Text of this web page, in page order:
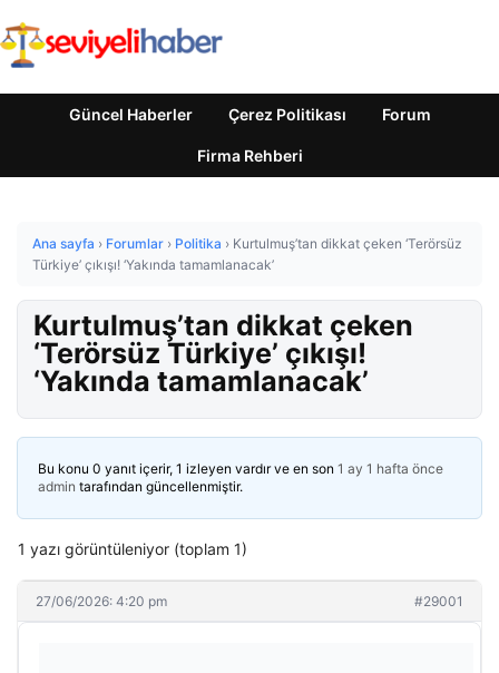
Güncel Haberler Çerez Politikası Forum
Firma Rehberi
Ana sayfa › Forumlar › Politika › Kurtulmuş’tan dikkat çeken ‘Terörsüz
Türkiye’ çıkışı! ‘Yakında tamamlanacak’
Kurtulmuş’tan dikkat çeken
‘Terörsüz Türkiye’ çıkışı!
‘Yakında tamamlanacak’
Bu konu 0 yanıt içerir, 1 izleyen vardır ve en son 1 ay 1 hafta önce
admin tarafından güncellenmiştir.
1 yazı görüntüleniyor (toplam 1)
27/06/2026: 4:20 pm #29001